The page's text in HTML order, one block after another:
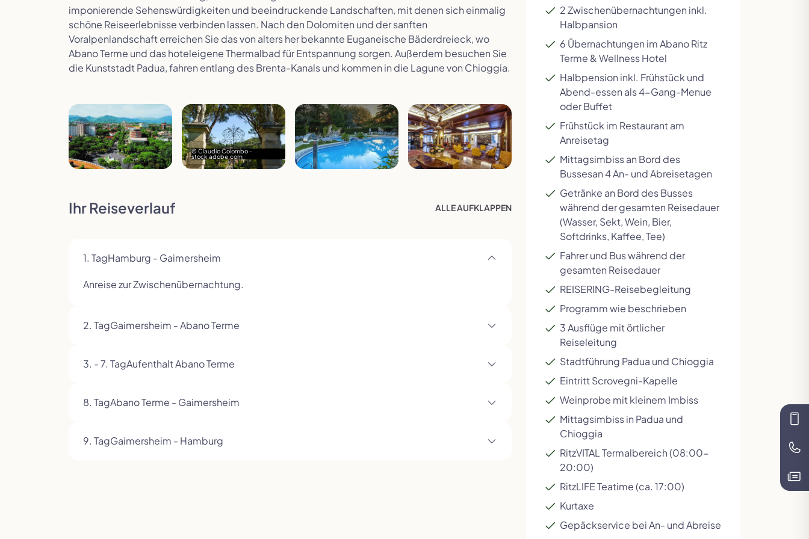
imponierende Sehenswürdigkeiten und beeindruckende Landschaften, mit denen sich einmalig
schöne Reiseerlebnisse verbinden lassen. Nach den Dolomiten und der sanften
Voralpenlandschaft erreichen Sie das von alters her bekannte Euganeische Bäderdreieck, wo
Abano Terme und das hoteleigene Thermalbad für Entspannung sorgen. Außerdem besuchen Sie
die Kunststadt Padua, fahren entlang des Brenta-Kanals und kommen in die Lagune von Chioggia.
© Claudio Colombo -
stock.adobe.com
Ihr Reiseverlauf ALLEAUFKLAPPEN
1. Tag​Hamburg - Gaimersheim
Anreise zur Zwischenübernachtung.
2. TagGaimersheim - Abano Terme
3. - 7. TagAufenthalt Abano Terme
8. TagAbano Terme - Gaimersheim
9. TagGaimersheim - Hamburg
2 Zwischenübernachtungen inkl.
Halbpansion
6 Übernachtungen im Abano Ritz
Terme & Wellness Hotel
Halbpension inkl. Frühstück und
Abend-essen als 4-Gang-Menue
oder Buffet
Frühstückim Restaurant am
Anreisetag
Mittagsimbiss an Bord des
Bussesan 4 An- und Abreisetagen
Getränke an Bord des Busses
während der gesamten Reisedauer
(Wasser, Sekt, Wein, Bier,
Softdrinks, Kaffee, Tee)
Fahrer und Bus während der
gesamten Reisedauer
REISERING-Reisebegleitung
Programm wie beschrieben
3 Ausflüge mit örtlicher
Reiseleitung
Stadtführung Padua und Chioggia
Eintritt Scrovegni-Kapelle
Weinprobe mit kleinem Imbiss
Mittagsimbiss in Padua und
Chioggia
RitzVITAL Termalbereich (08:00-
20:00)
RitzLIFE Teatime (ca. 17:00)
Kurtaxe
Gepäckservice bei An- und Abreise